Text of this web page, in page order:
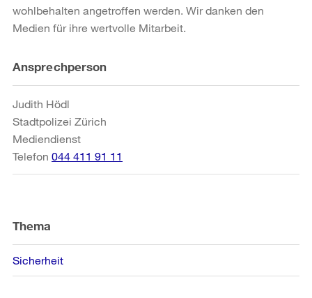
wohlbehalten angetroffen werden. Wir danken den
Medien für ihre wertvolle Mitarbeit.
Weitere
Informationen
Ansprechperson
Judith Hödl
Stadtpolizei Zürich
Mediendienst
Telefon 044 411 91 11
Thema
Sicherheit